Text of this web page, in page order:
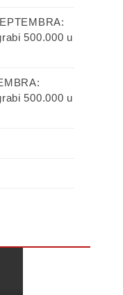
500.000 u
500.000 u